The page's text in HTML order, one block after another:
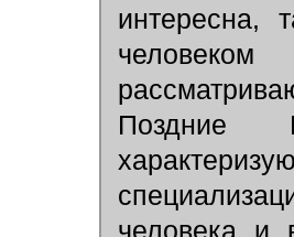
интересна,
человеком
человека и